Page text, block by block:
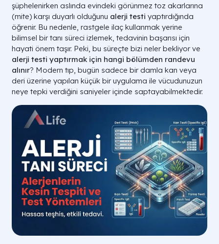
şüphelenirken aslında evindeki görünmez toz akarlarına
(mite) karşı duyarlı olduğunu alerji testi yaptırdığında
öğrenir. Bu nedenle, rastgele ilaç kullanmak yerine
bilimsel bir tanı süreci izlemek, tedavinin başarısı için
hayati önem taşır. Peki, bu süreçte bizi neler bekliyor ve
alerji testi yaptırmak için hangi bölümden randevu
alınır? Modern tıp, bugün sadece bir damla kan veya
deri üzerine yapılan küçük bir uygulama ile vücudunuzun
neye tepki verdiğini saniyeler içinde saptayabilmektedir.